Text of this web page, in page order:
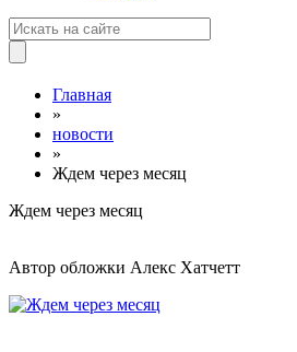
Главная
»
новости
»
Ждем через месяц
Ждем через месяц
Автор обложки Алекс Хатчетт